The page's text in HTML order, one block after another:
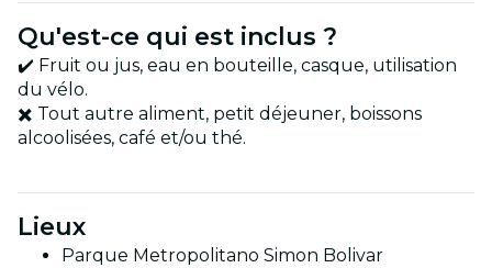
Qu'est-ce qui est inclus ?
✔️ Fruit ou jus, eau en bouteille, casque, utilisation
du vélo.
✖️ Tout autre aliment, petit déjeuner, boissons
alcoolisées, café et/ou thé.
Lieux
Parque Metropolitano Simon Bolivar